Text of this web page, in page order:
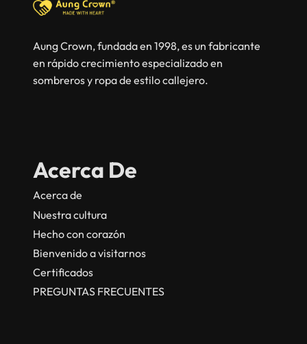
Aung Crown, fundada en 1998, es un fabricante
en rápido crecimiento especializado en
sombreros y ropa de estilo callejero.
Acerca De
Acerca de
Nuestra cultura
Hecho con corazón
Bienvenido a visitarnos
Certificados
PREGUNTAS FRECUENTES